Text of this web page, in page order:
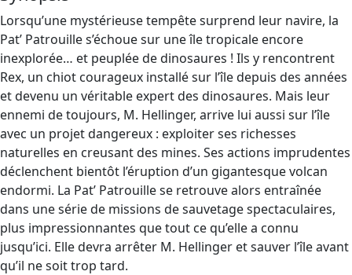
Lorsqu’une mystérieuse tempête surprend leur navire, la
Pat’ Patrouille s’échoue sur une île tropicale encore
inexplorée… et peuplée de dinosaures ! Ils y rencontrent
Rex, un chiot courageux installé sur l’île depuis des années
et devenu un véritable expert des dinosaures. Mais leur
ennemi de toujours, M. Hellinger, arrive lui aussi sur l’île
avec un projet dangereux : exploiter ses richesses
naturelles en creusant des mines. Ses actions imprudentes
déclenchent bientôt l’éruption d’un gigantesque volcan
endormi. La Pat’ Patrouille se retrouve alors entraînée
dans une série de missions de sauvetage spectaculaires,
plus impressionnantes que tout ce qu’elle a connu
jusqu’ici. Elle devra arrêter M. Hellinger et sauver l’île avant
qu’il ne soit trop tard.